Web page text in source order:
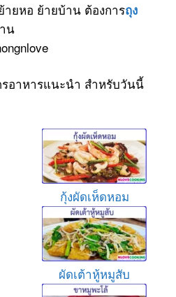
ายหอ ย้ายบ้าน ต้องการถุง
น
รอาหารแนะนำ สำหรับวันนี้
กุ้งผัดเห็ดหอม
ผัดเต้าหู้หมูสับ